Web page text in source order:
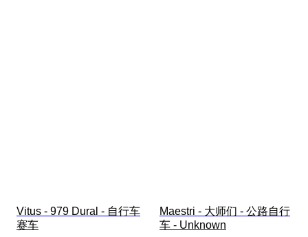
Vitus - 979 Dural - 自行车
赛车
Maestri - 大师们 - 公路自行
车 - Unknown